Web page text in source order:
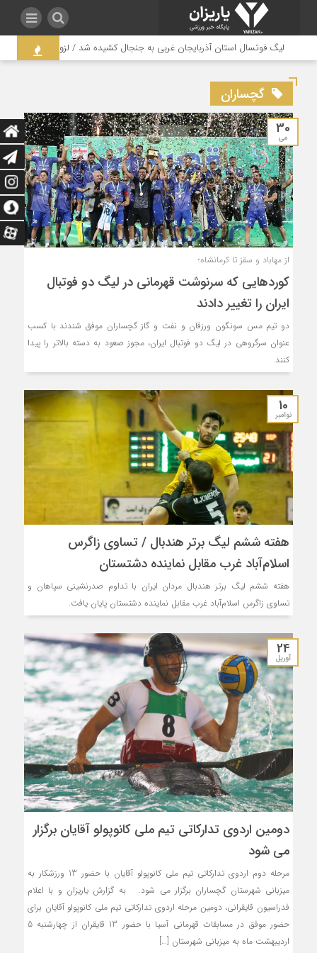
لیگ فوتسال استان آذربایجان غربی به جنجال کشیده شد / لزوم بازنگری در
گچساران
30
می
از مهاباد و سقز تا کرمانشاه؛
کوردهایی که سرنوشت قهرمانی در لیگ دو فوتبال
ایران را تغییر دادند
دو تیم مس سونگون ورزقان و نفت و گاز گچساران موفق شندند با کسب
عنوان سرگروهی در لیگ دو فوتبال ایران، مجوز صعود به دسته بالاتر را پیدا
کنند.
10
نوامبر
هفته ششم لیگ برتر هندبال / تساوی زاگرس
اسلام‌آباد غرب مقابل نماینده دشتستان
هفته ششم لیگ برتر هندبال مردان ایران با تداوم صدرنشینی سپاهان و
تساوی زاگرس اسلام‌آباد غرب مقابل نماینده دشتستان پایان یافت.
24
آوریل
دومین اردوی تدارکاتی تیم ملی کانوپولو آقایان برگزار
می شود
مرحله دوم اردوی تدارکاتی تیم ملی کانوپولو آقایان با حضور 13 ورزشکار به
میزبانی شهرستان گچساران برگزار می شود. به گزارش یاریزان و با اعلام
فدراسیون قایقرانی، دومین مرحله اردوی تدارکاتی تیم ملی کانوپولو آقایان برای
حضور موفق در مسابقات قهرمانی آسیا با حضور 13 قایقران از چهارشنبه 5
اردیبهشت ماه به میزبانی شهرستان […]